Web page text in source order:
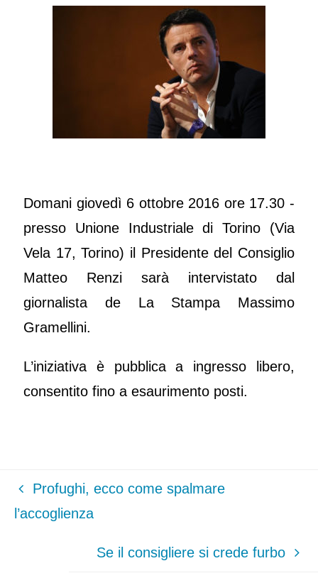
Domani giovedì 6 ottobre 2016 ore 17.30 -
presso Unione Industriale di Torino (Via
Vela 17, Torino) il Presidente del Consiglio
Matteo Renzi sarà intervistato dal
giornalista de La Stampa Massimo
Gramellini.
L’iniziativa è pubblica a ingresso libero,
consentito fino a esaurimento posti.
Profughi, ecco come spalmare
l’accoglienza
Se il consigliere si crede furbo